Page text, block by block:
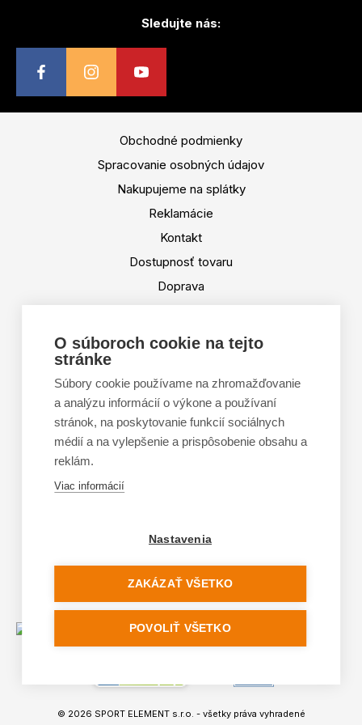
Sledujte nás:
Obchodné podmienky
Spracovanie osobných údajov
Nakupujeme na splátky
Reklamácie
Kontakt
Dostupnosť tovaru
Doprava
Výmena a vrátenie tovaru
Doporučená dĺžka lyží
Vypaľovanie papúč
Veľkosti skeletu lyžiarok
Platforma na riešenie sporov online (ODR)
Formulár na odstúpenie od zmluvy
© 2026 SPORT ELEMENT s.r.o. - všetky práva vyhradené
O súboroch cookie na tejto
stránke
Súbory cookie používame na zhromažďovanie
a analýzu informácií o výkone a používaní
stránok, na poskytovanie funkcií sociálnych
médií a na vylepšenie a prispôsobenie obsahu a
reklám.
Viac informácií
Nastavenia
ZAKÁZAŤ VŠETKO
POVOLIŤ VŠETKO